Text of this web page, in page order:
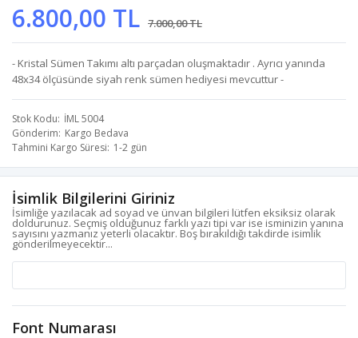
6.800,00 TL 7.000,00 TL
- Kristal Sümen Takımı altı parçadan oluşmaktadır . Ayrıcı yanında
48x34 ölçüsünde siyah renk sümen hediyesi mevcuttur -
Stok Kodu İML 5004
Gönderim Kargo Bedava
Tahmini Kargo Süresi 1-2 gün
İsimlik Bilgilerini Giriniz
İsimliğe yazılacak ad soyad ve ünvan bilgileri lütfen eksiksiz olarak
doldurunuz. Seçmiş olduğunuz farklı yazı tipi var ise isminizin yanına
sayısını yazmanız yeterli olacaktır. Boş bırakıldığı takdirde isimlik
gönderilmeyecektir...
Font Numarası